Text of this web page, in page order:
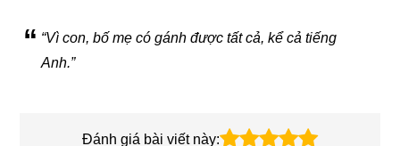
“Vì con, bố mẹ có gánh được tất cả, kể cả tiếng
Anh.”
Đánh giá bài viết này: